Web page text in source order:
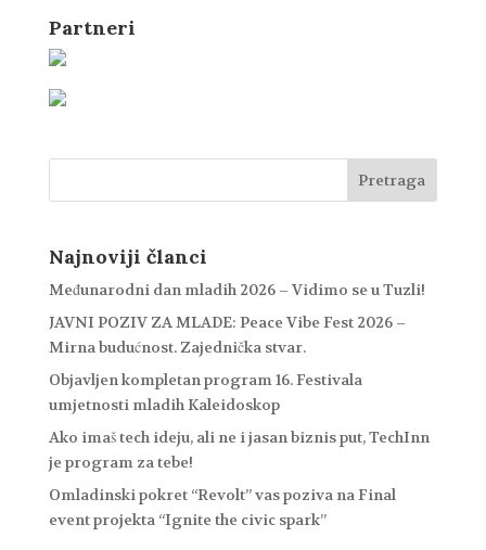
Partneri
Najnoviji članci
Međunarodni dan mladih 2026 – Vidimo se u Tuzli!
JAVNI POZIV ZA MLADE: Peace Vibe Fest 2026 –
Mirna budućnost. Zajednička stvar.
Objavljen kompletan program 16. Festivala
umjetnosti mladih Kaleidoskop
Ako imaš tech ideju, ali ne i jasan biznis put, TechInn
je program za tebe!
Omladinski pokret “Revolt” vas poziva na Final
event projekta “Ignite the civic spark”